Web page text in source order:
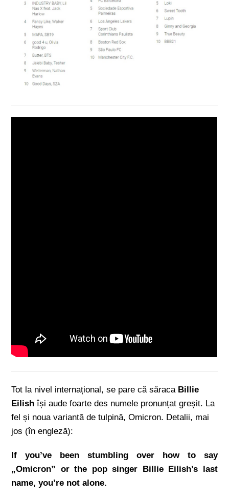
Tot la nivel internațional, se pare că săraca Billie
Eilish își aude foarte des numele pronunțat greșit. La
fel și noua variantă de tulpină, Omicron. Detalii, mai
jos (în engleză):
If you’ve been stumbling over how to say
„Omicron” or the pop singer Billie Eilish’s last
name, you’re not alone.